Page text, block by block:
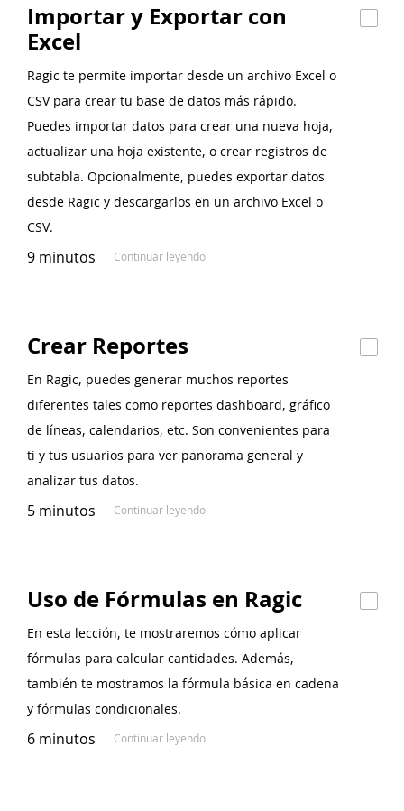
Importar y Exportar con
Excel
Ragic te permite importar desde un archivo Excel o
CSV para crear tu base de datos más rápido.
Puedes importar datos para crear una nueva hoja,
actualizar una hoja existente, o crear registros de
subtabla. Opcionalmente, puedes exportar datos
desde Ragic y descargarlos en un archivo Excel o
CSV.
9 minutos Continuar leyendo
Crear Reportes
En Ragic, puedes generar muchos reportes
diferentes tales como reportes dashboard, gráfico
de líneas, calendarios, etc. Son convenientes para
ti y tus usuarios para ver panorama general y
analizar tus datos.
5 minutos Continuar leyendo
Uso de Fórmulas en Ragic
En esta lección, te mostraremos cómo aplicar
fórmulas para calcular cantidades. Además,
también te mostramos la fórmula básica en cadena
y fórmulas condicionales.
6 minutos Continuar leyendo